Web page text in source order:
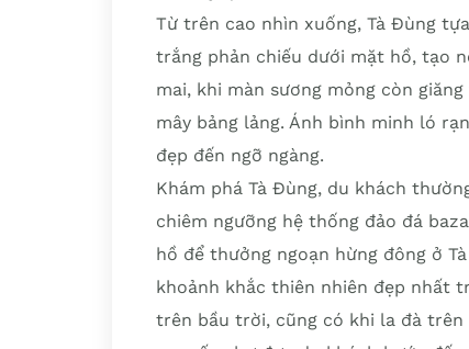
Từ trên cao nhìn xuống, Tà Đùng
trắng phản chiếu dưới mặt hồ, tạo
mai, khi màn sương mỏng còn
mây bảng lảng. Ánh bình minh ló
đẹp đến ngỡ ngàng.
Khám phá Tà Đùng, du khách
chiêm ngưỡng hệ thống đảo đá
hồ để thưởng ngoạn hừng đông ở
khoảnh khắc thiên nhiên đẹp nhất
trên bầu trời, cũng có khi la đà trên